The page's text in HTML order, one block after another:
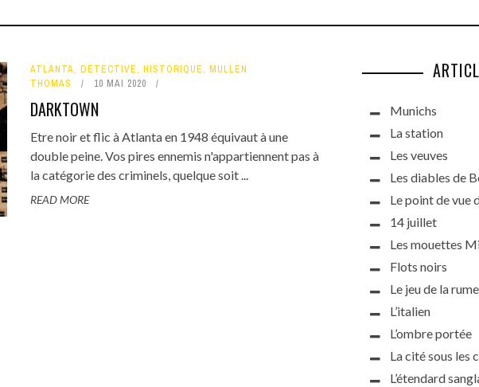
ATLANTA, DÉTECTIVE, HISTORIQUE, MULLEN
THOMAS
10 MAI 2020
DARKTOWN
Etre noir et flic à Atlanta en 1948 équivaut à une
double peine. Vos pires ennemis n'appartiennent pas à
la catégorie des criminels, quelque soit ...
READ MORE
Munichs
La station
Les veuves
Les diables de
Le point de vue
14 juillet
Les mouettes
Flots noirs
Le jeu de la
L’italien
L’ombre portée
La cité sous les
L’étendard